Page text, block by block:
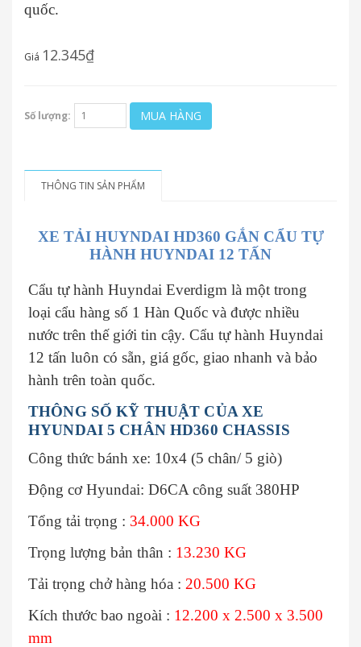
quốc.
Giá 12.345₫
Số lượng: MUA HÀNG
THÔNG TIN SẢN PHẨM
XE TẢI HUYNDAI HD360 GẮN CẨU TỰ
HÀNH HUYNDAI 12 TẤN
Cẩu tự hành Huyndai Everdigm là một trong
loại cẩu hàng số 1 Hàn Quốc và được nhiều
nước trên thế giới tin cậy. Cẩu tự hành Huyndai
12 tấn luôn có sẵn, giá gốc, giao nhanh và bảo
hành trên toàn quốc.
THÔNG SỐ KỸ THUẬT CỦA XE
HYUNDAI 5 CHÂN HD360 CHASSIS
Công thức bánh xe: 10x4 (5 chân/ 5 giò)
Động cơ Hyundai: D6CA công suất 380HP
Tổng tải trọng : 34.000 KG
Trọng lượng bản thân : 13.230 KG
Tải trọng chở hàng hóa : 20.500 KG
Kích thước bao ngoài : 12.200 x 2.500 x 3.500
mm